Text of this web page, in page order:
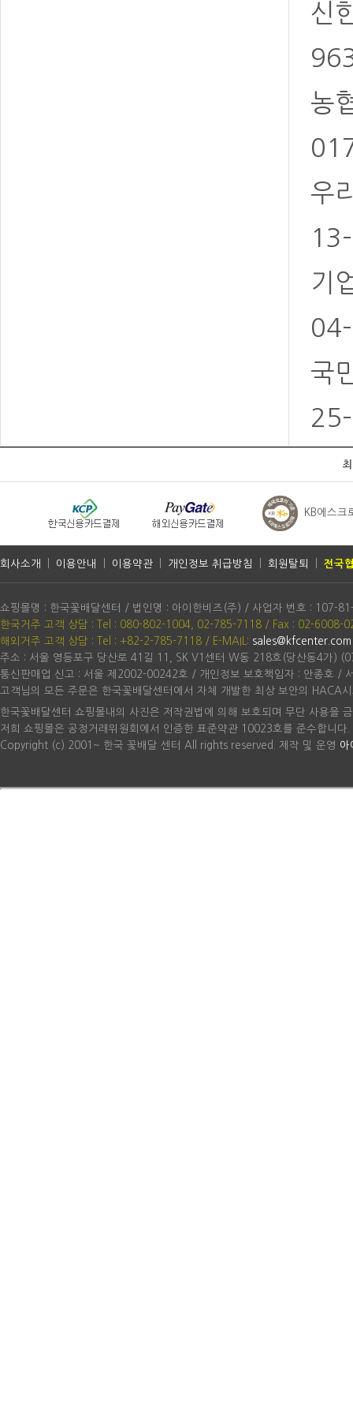
신
농
우
기
국
KB에스크
회사소개 이용안내 이용약관 개인정보 취급방침 회원탈퇴 전국
쇼핑몰명 : 한국꽃배달센터 / 법인명 : 아이한비즈(주) / 사업자 번호 : 107-
한국거주 고객 상담 : Tel : 080-802-1004, 02-785-7118 / Fax : 02-6008-
해외거주 고객 상담 : Tel : +82-2-785-7118 / E-MAIL: sales@kfcenter.com
주소 : 서울 영등포구 당산로 41길 11, SK V1센터 W동 218호(당산동4가)
통신판매업 신고 : 서울 제2002-00242호 / 개인정보 보호책임자 : 안종호 /
고객님의 모든 주문은 한국꽃배달센터에서 자체 개발한 최상 보안의 HACA
한국꽃배달센터 쇼핑몰내의 사진은 저작권법에 의해 보호되며 무단 사용을
저희 쇼핑몰은 공정거래위원회에서 인증한 표준약관 10023호를 준수합니다.
Copyright (c) 2001~ 한국 꽃배달 센터 All rights reserved. 제작 및 운영 아